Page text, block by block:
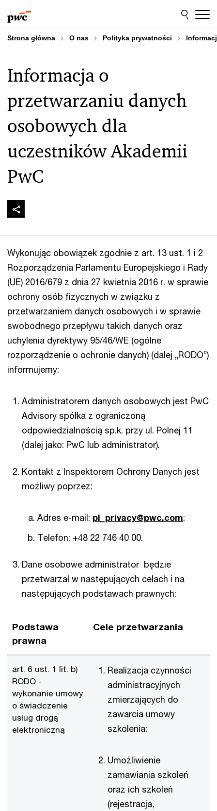
do
treści
do
stopki
Strona główna O nas Polityka prywatności
Informacja o
przetwarzaniu danych
osobowych dla
uczestników Akademii
PwC
Wykonując obowiązek zgodnie z art. 13 ust. 1 i 2
Rozporządzenia Parlamentu Europejskiego i Rady
(UE) 2016/679 z dnia 27 kwietnia 2016 r. w sprawie
ochrony osób fizycznych w związku z
przetwarzaniem danych osobowych i w sprawie
swobodnego przepływu takich danych oraz
uchylenia dyrektywy 95/46/WE (ogólne
rozporządzenie o ochronie danych) (dalej „RODO”)
informujemy:
Administratorem danych osobowych jest PwC
Advisory spółka z ograniczoną
odpowiedzialnością sp.k. przy ul. Polnej 11
(dalej jako: PwC lub administrator).
Kontakt z Inspektorem Ochrony Danych jest
możliwy poprzez:
Adres e-mail: pl_privacy@pwc.com;
Telefon: +48 22 746 40 00.
Dane osobowe administrator będzie
przetwarzał w następujących celach i na
następujących podstawach prawnych:
Podstawa
prawna
Cele przetwarzania
art. 6 ust. 1 lit. b)
RODO -
wykonanie umowy
o świadczenie
usług drogą
elektroniczną
Realizacja czynności
administracyjnych
zmierzających do
zawarcia umowy
szkolenia;
Umożliwienie
zamawiania szkoleń
oraz ich szkoleń
(rejestracja,